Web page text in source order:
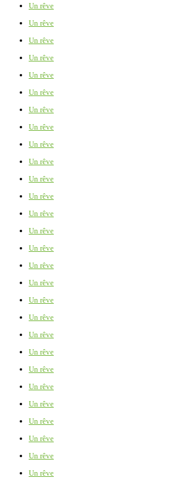
Un rêve
Un rêve
Un rêve
Un rêve
Un rêve
Un rêve
Un rêve
Un rêve
Un rêve
Un rêve
Un rêve
Un rêve
Un rêve
Un rêve
Un rêve
Un rêve
Un rêve
Un rêve
Un rêve
Un rêve
Un rêve
Un rêve
Un rêve
Un rêve
Un rêve
Un rêve
Un rêve
Un rêve